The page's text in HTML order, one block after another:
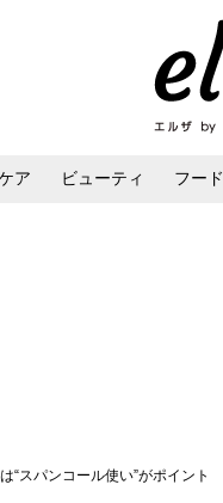
ア ビューティ フード
“スパンコール使い”がポイント